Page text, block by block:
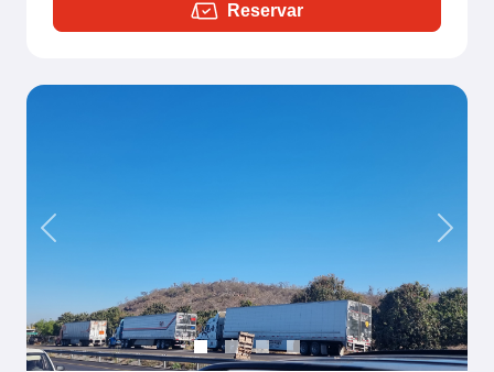
Reservar
Previous Next